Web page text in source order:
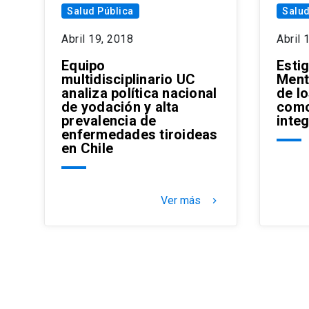
Salud Pública
Abril 19, 2018
Equipo
multidisciplinario UC
analiza política nacional
de yodación y alta
prevalencia de
enfermedades tiroideas
en Chile
Ver más keyboard_arrow_right
Abril
de